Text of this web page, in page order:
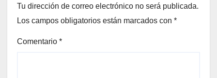
Tu dirección de correo electrónico no será publicada.
Los campos obligatorios están marcados con *
Comentario *